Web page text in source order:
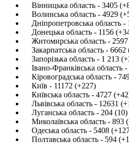
Вінницька область - 3405
Волинська область - 4929
Дніпропетровська область -
Донецька область - 1156
Житомирська область -
Закарпатська область - 6662
Запорізька область - 1 213
Івано-Франківська область
Кіровоградська область -
Київ - 11172 (+227)
Київська область - 4727
Львівська область - 12631
Луганська область - 204 (10)
Миколаївська область - 893
Одеська область - 5408
Полтавська область - 594